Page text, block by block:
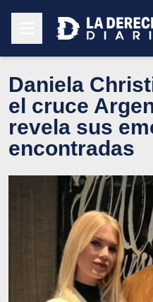
Daniela
el cruce
revela sus
encontradas